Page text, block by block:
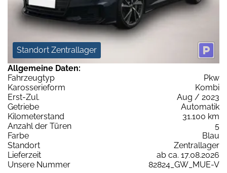
Standort Zentrallager
Allgemeine Daten:
Fahrzeugtyp
Pkw
Karosserieform
Kombi
Erst-Zul.
Aug / 2023
Getriebe
Automatik
Kilometerstand
31.100 km
Anzahl der Türen
5
Farbe
Blau
Standort
Zentrallager
Lieferzeit
ab ca. 17.08.2026
Unsere Nummer
82824_GW_MUE-V